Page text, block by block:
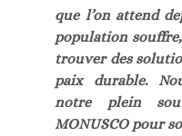
que l’on attend
population
trouver des
paix durable.
notre plein
MONUSCO pour